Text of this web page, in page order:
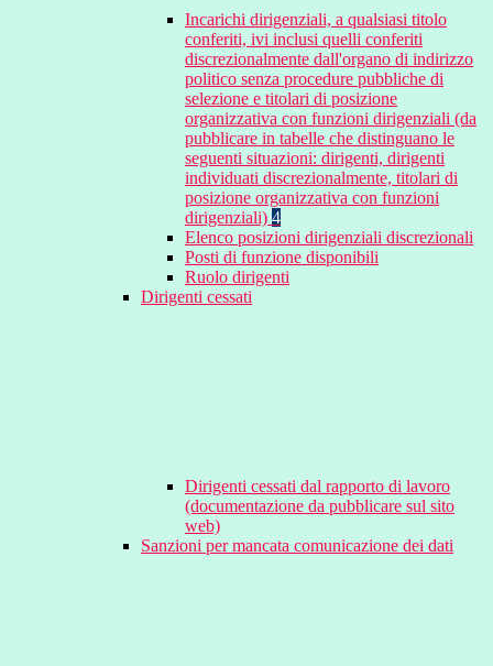
Incarichi dirigenziali, a qualsiasi titolo
conferiti, ivi inclusi quelli conferiti
discrezionalmente dall'organo di indirizzo
politico senza procedure pubbliche di
selezione e titolari di posizione
organizzativa con funzioni dirigenziali (da
pubblicare in tabelle che distinguano le
seguenti situazioni: dirigenti, dirigenti
individuati discrezionalmente, titolari di
posizione organizzativa con funzioni
dirigenziali) 4
Elenco posizioni dirigenziali discrezionali
Posti di funzione disponibili
Ruolo dirigenti
Dirigenti cessati
Dirigenti cessati dal rapporto di lavoro
(documentazione da pubblicare sul sito
web)
Sanzioni per mancata comunicazione dei dati